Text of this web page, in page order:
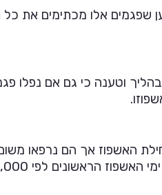
שפגמים אלו מכתימים את
האשפוז אך הם נרפאו